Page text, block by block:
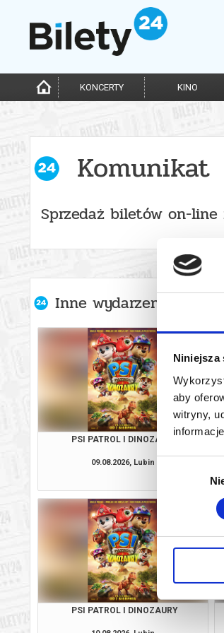
Niniejsza
aby
witryny,
KONCERTY KINO
Komunikat
Sprzedaż biletów on-line
Inne wydarzenia
PSI PATROL I DINOZAURY
09.08.2026, Lubin
PSI PATROL I DINOZAURY